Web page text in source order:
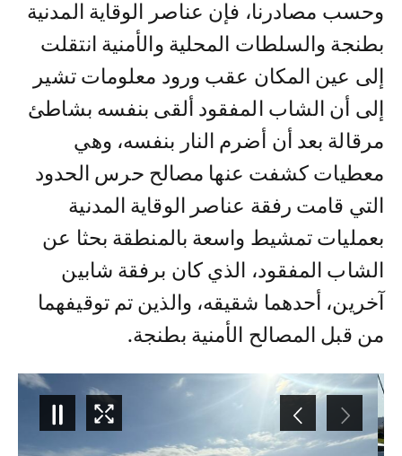
وحسب مصادرنا، فإن عناصر الوقاية المدنية
بطنجة والسلطات المحلية والأمنية انتقلت
إلى عين المكان عقب ورود معلومات تشير
إلى أن الشاب المفقود ألقى بنفسه بشاطئ
مرقالة بعد أن أضرم النار بنفسه، وهي
معطيات كشفت عنها مصالح حرس الحدود
التي قامت رفقة عناصر الوقاية المدنية
بعمليات تمشيط واسعة بالمنطقة بحثا عن
الشاب المفقود، الذي كان برفقة شابين
آخرين، أحدهما شقيقه، والذين تم توقيفهما
من قبل المصالح الأمنية بطنجة.